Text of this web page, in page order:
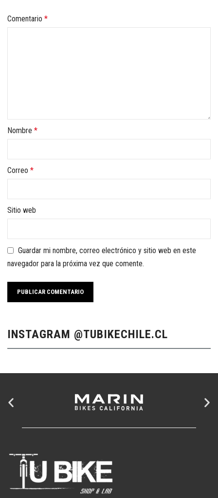
Comentario *
Nombre *
Correo *
Sitio web
Guardar mi nombre, correo electrónico y sitio web en este
navegador para la próxima vez que comente.
INSTAGRAM @TUBIKECHILE.CL